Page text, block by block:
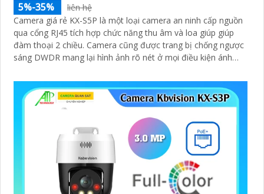
5%-35%
liên hệ
Camera giá rẻ KX-S5P là một loại camera an ninh cấp nguồn
qua cổng RJ45 tích hợp chức năng thu âm và loa giúp giúp
đàm thoại 2 chiều. Camera cũng được trang bị chống ngược
sáng DWDR mang lại hình ảnh rõ nét ở mọi điều kiện ánh